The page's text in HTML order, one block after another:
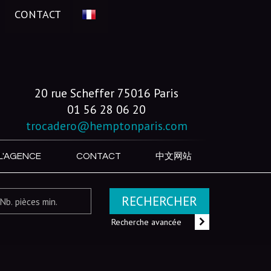
CONTACT
20 rue Scheffer 75016 Paris
01 56 28 06 20
trocadero@hemptonparis.com
L'AGENCE CONTACT 中文网站
RECHERCHER
Recherche avancée